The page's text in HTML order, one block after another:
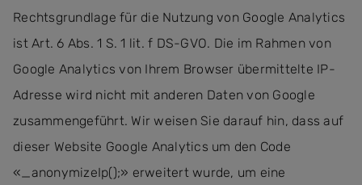
Rechtsgrundlage für die Nutzung von Google Analytics
ist Art. 6 Abs. 1 S. 1 lit. f DS-GVO. Die im Rahmen von
Google Analytics von Ihrem Browser übermittelte IP-
Adresse wird nicht mit anderen Daten von Google
zusammengeführt. Wir weisen Sie darauf hin, dass auf
dieser Website Google Analytics um den Code
«_anonymizeIp();» erweitert wurde, um eine